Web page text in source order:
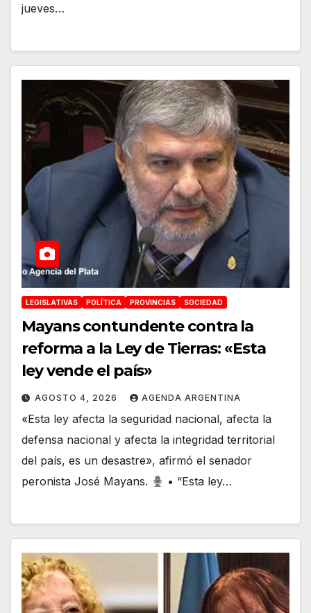
jueves…
LEGISLATIVAS POLÍTICA PROVINCIAS SOCIEDAD
Mayans contundente contra la
reforma a la Ley de Tierras: «Esta
ley vende el país»
AGOSTO 4, 2026 AGENDA ARGENTINA
«Esta ley afecta la seguridad nacional, afecta la
defensa nacional y afecta la integridad territorial
del país, es un desastre», afirmó el senador
peronista José Mayans.
• “Esta ley…